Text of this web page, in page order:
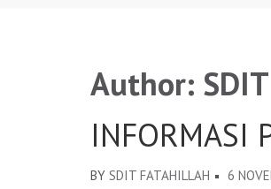
Author:
INFORMASI
BY SDIT FATAHILLAH 6